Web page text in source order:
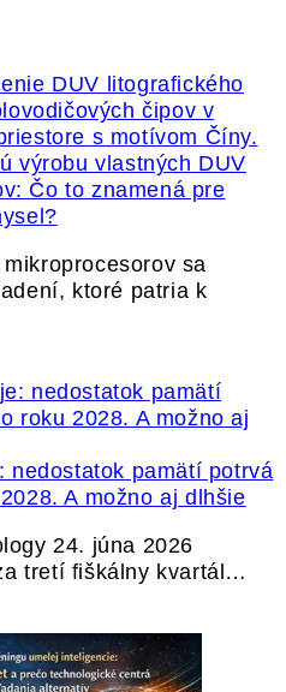
výrobu vlastných DUV
Čo to znamená pre
sa
ktoré patria k
nedostatok pamätí potrvá
A možno aj dlhšie
24. júna 2026
tretí fiškálny kvartál…